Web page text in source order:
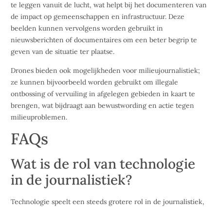
te leggen vanuit de lucht, wat helpt bij het documenteren van
de impact op gemeenschappen en infrastructuur. Deze
beelden kunnen vervolgens worden gebruikt in
nieuwsberichten of documentaires om een beter begrip te
geven van de situatie ter plaatse.
Drones bieden ook mogelijkheden voor milieujournalistiek;
ze kunnen bijvoorbeeld worden gebruikt om illegale
ontbossing of vervuiling in afgelegen gebieden in kaart te
brengen, wat bijdraagt aan bewustwording en actie tegen
milieuproblemen.
FAQs
Wat is de rol van technologie
in de journalistiek?
Technologie speelt een steeds grotere rol in de journalistiek,